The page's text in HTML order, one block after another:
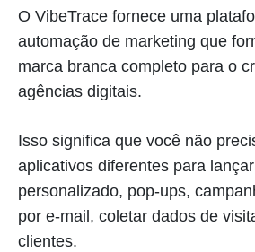
O VibeTrace fornece uma
automação de marketing que
marca branca completo para o
agências digitais.
Isso significa que você não
aplicativos diferentes para
personalizado, pop-ups,
por e-mail, coletar dados de
clientes.